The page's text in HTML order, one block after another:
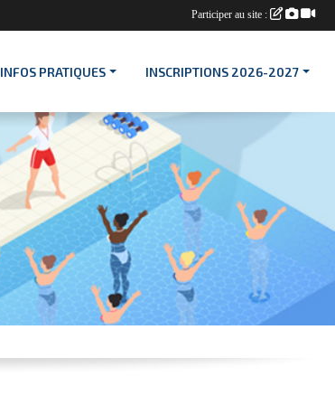
INFOS PRATIQUES INSCRIPTIONS 2026-2027
Participer au site :